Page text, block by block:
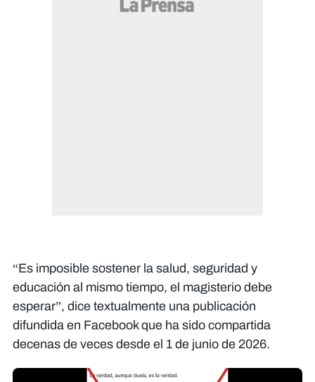
“Es imposible sostener la salud, seguridad y
educación al mismo tiempo, el magisterio debe
esperar”, dice textualmente una publicación
difundida en Facebook que ha sido compartida
decenas de veces desde el 1 de junio de 2026.